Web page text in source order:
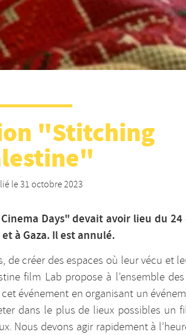
"Stitching
le31 octobre 2023
Days" devait avoir lieu du
à Gaza. Il est annulé.
de créer des espaces où leur vécu et
film Lab propose à l’ensemble
événement en organisant un
dans le plus de lieux possibles un
Nous devons agir rapidement à